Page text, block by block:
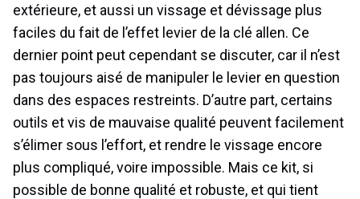
extérieure, et aussi un vissage et dévissage plus
faciles du fait de l’effet levier de la clé allen. Ce
dernier point peut cependant se discuter, car il n’est
pas toujours aisé de manipuler le levier en question
dans des espaces restreints. D’autre part, certains
outils et vis de mauvaise qualité peuvent facilement
s’élimer sous l’effort, et rendre le vissage encore
plus compliqué, voire impossible. Mais ce kit, si
possible de bonne qualité et robuste, et qui tient